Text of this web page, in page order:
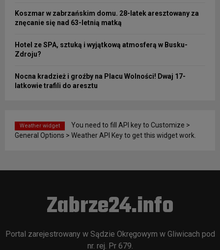
Koszmar w zabrzańskim domu. 28-latek aresztowany za
znęcanie się nad 63-letnią matką
Hotel ze SPA, sztuką i wyjątkową atmosferą w Busku-
Zdroju?
Nocna kradzież i groźby na Placu Wolności! Dwaj 17-
latkowie trafili do aresztu
Weather widget
You need to fill API key to Customize >
General Options > Weather API Key to get this widget work.
Zabrze24.info
Portal zarejestrowany w Sądzie Okręgowym w Gliwicach pod
nr. rej. Pr 679.